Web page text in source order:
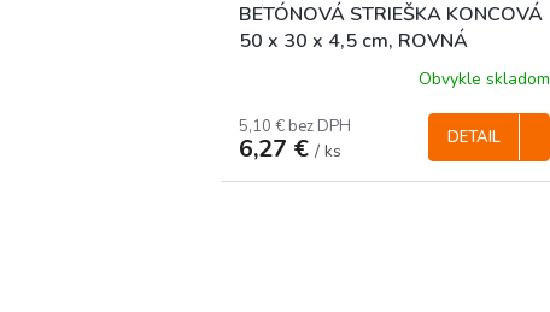
BETÓNOVÁ STRIEŠKA KONCOVÁ
50 x 30 x 4,5 cm, ROVNÁ
Obvykle skladom
5,10 € bez DPH
6,27 € / ks
DETAIL